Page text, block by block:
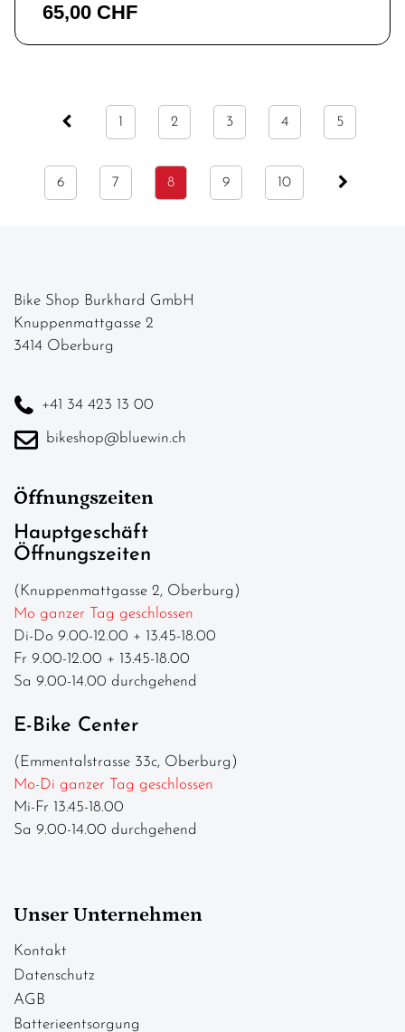
65,00 CHF
1 2 3 4 5
6 7 8 9 10
Bike Shop Burkhard GmbH
Knuppenmattgasse 2
3414 Oberburg
+41 34 423 13 00
bikeshop@bluewin.ch
Öffnungszeiten
Hauptgeschäft
Öffnungszeiten
(Knuppenmattgasse 2, Oberburg)
Mo ganzer Tag geschlossen
Di-Do 9.00-12.00 + 13.45-18.00
Fr 9.00-12.00 + 13.45-18.00
Sa 9.00-14.00 durchgehend
E-Bike Center
(Emmentalstrasse 33c, Oberburg)
Mo-Di ganzer Tag geschlossen
Mi-Fr 13.45-18.00
Sa 9.00-14.00 durchgehend
Unser Unternehmen
Kontakt
Datenschutz
AGB
Batterieentsorgung